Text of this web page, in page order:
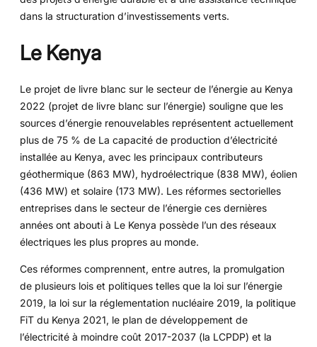
dans la structuration d’investissements verts.
Le Kenya
Le projet de livre blanc sur le secteur de l’énergie au Kenya
2022 (projet de livre blanc sur l’énergie) souligne que les
sources d’énergie renouvelables représentent actuellement
plus de 75 % de La capacité de production d’électricité
installée au Kenya, avec les principaux contributeurs
géothermique (863 MW), hydroélectrique (838 MW), éolien
(436 MW) et solaire (173 MW). Les réformes sectorielles
entreprises dans le secteur de l’énergie ces dernières
années ont abouti à Le Kenya possède l’un des réseaux
électriques les plus propres au monde.
Ces réformes comprennent, entre autres, la promulgation
de plusieurs lois et politiques telles que la loi sur l’énergie
2019, la loi sur la réglementation nucléaire 2019, la politique
FiT du Kenya 2021, le plan de développement de
l’électricité à moindre coût 2017-2037 (la LCPDP) et la